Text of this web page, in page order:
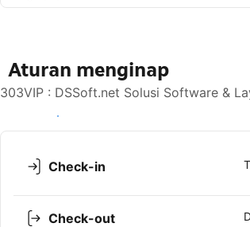
Aturan menginap
303VIP : DSSoft.net Solusi Software &
Lihat ketersediaan
Check-in
Check-out